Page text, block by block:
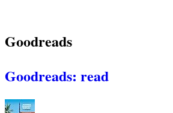
Goodreads
Goodreads: read